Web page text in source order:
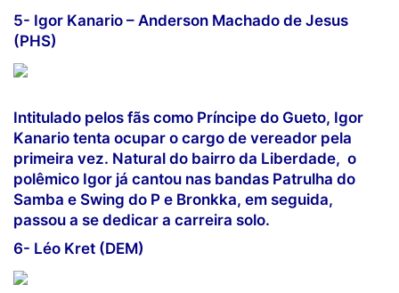
5- Igor Kanario – Anderson Machado de Jesus
(PHS)
Intitulado pelos fãs como Príncipe do Gueto, Igor
Kanario tenta ocupar o cargo de vereador pela
primeira vez. Natural do bairro da Liberdade, o
polêmico Igor já cantou nas bandas Patrulha do
Samba e Swing do P e Bronkka, em seguida,
passou a se dedicar a carreira solo.
6- Léo Kret (DEM)